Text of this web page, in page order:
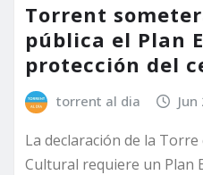
Torrent
pública el Plan
protección del
torrent al dia
La declaración de la
Cultural requiere un Plan